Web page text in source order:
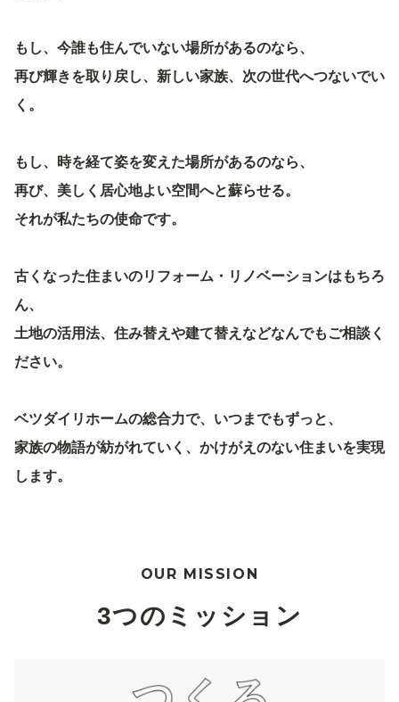
もし、今誰も住んでいない場所があるのなら、
再び輝きを取り戻し、新しい家族、次の世代へつないでい
く。
もし、時を経て姿を変えた場所があるのなら、
再び、美しく居心地よい空間へと蘇らせる。
それが私たちの使命です。
古くなった住まいのリフォーム・リノベーションはもちろ
ん、
土地の活用法、住み替えや建て替えなどなんでもご相談く
ださい。
ベツダイリホームの総合力で、いつまでもずっと、
家族の物語が紡がれていく、かけがえのない住まいを実現
します。
OUR MISSION
3つのミッション